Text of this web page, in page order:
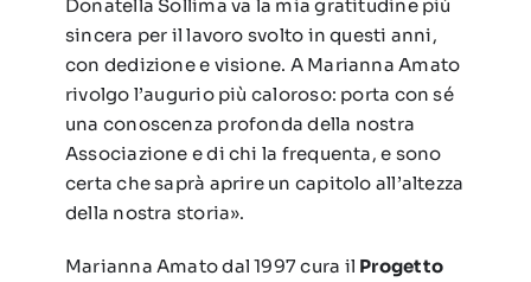
Donatella Sollima va la mia gratitudine più
sincera per il lavoro svolto in questi anni,
con dedizione e visione. A Marianna Amato
rivolgo l’augurio più caloroso: porta con sé
una conoscenza profonda della nostra
Associazione e di chi la frequenta, e sono
certa che saprà aprire un capitolo all’altezza
della nostra storia».
Marianna Amato dal 1997 cura il Progetto